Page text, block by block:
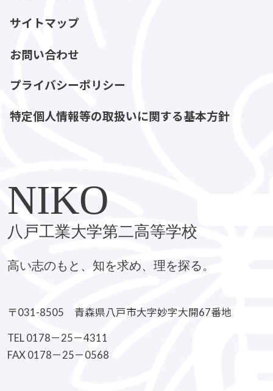
サイトマップ
お問い合わせ
プライバシーポリシー
特定個人情報等の取扱いに関する基本方針
NIKO
八戸工業大学第二高等学校
高い志のもと、知を求め、理を探る。
〒031-8505 青森県八戸市大字妙字大開67番地
TEL 0178－25－4311
FAX 0178－25－0568